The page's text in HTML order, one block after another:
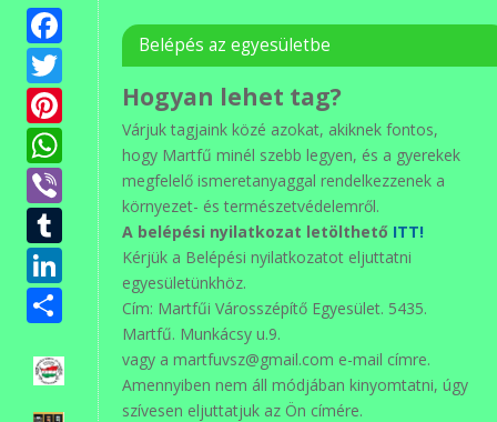
Facebook
Twitter
Pinterest
WhatsApp
Viber
Tumblr
LinkedIn
Ossza
meg
Belépés az egyesületbe
Hogyan lehet tag?
Várjuk tagjaink közé azokat, akiknek fontos,
hogy Martfű minél szebb legyen, és a gyerekek
megfelelő ismeretanyaggal rendelkezzenek a
környezet- és természetvédelemről.
A belépési nyilatkozat letölthető ITT!
Kérjük a Belépési nyilatkozatot eljuttatni
egyesületünkhöz.
Cím: Martfűi Városszépítő Egyesület. 5435.
Martfű. Munkácsy u.9.
vagy a martfuvsz@gmail.com e-mail címre.
Amennyiben nem áll módjában kinyomtatni, úgy
szívesen eljuttatjuk az Ön címére.